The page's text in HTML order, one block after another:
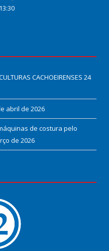
CACHOEIRENSES 24
abril de 2026
de costura pelo
de 2026